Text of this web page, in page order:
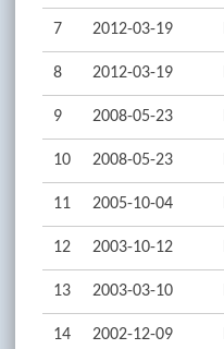
7 2012-03-19
8 2012-03-19
9 2008-05-23
10 2008-05-23
11 2005-10-04
12 2003-10-12
13 2003-03-10
14 2002-12-09